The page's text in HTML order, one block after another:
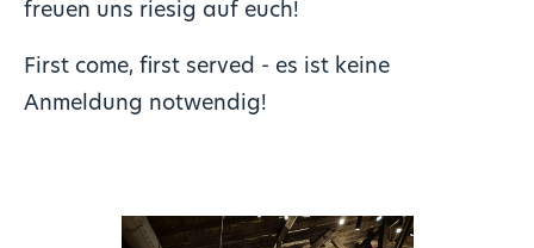
freuen uns riesig auf euch!
First come, first served - es ist keine
Anmeldung notwendig!